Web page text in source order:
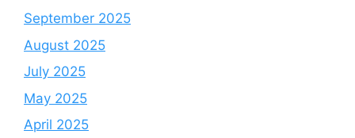
September 2025
August 2025
July 2025
May 2025
April 2025